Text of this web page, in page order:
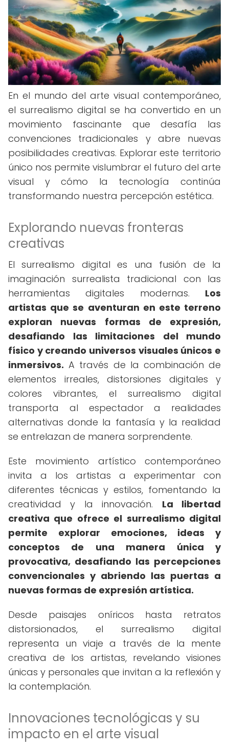
En el mundo del arte visual contemporáneo,
el surrealismo digital se ha convertido en un
movimiento fascinante que desafía las
convenciones tradicionales y abre nuevas
posibilidades creativas. Explorar este territorio
único nos permite vislumbrar el futuro del arte
visual y cómo la tecnología continúa
transformando nuestra percepción estética.
Explorando nuevas fronteras
creativas
El surrealismo digital es una fusión de la
imaginación surrealista tradicional con las
herramientas digitales modernas. Los
artistas que se aventuran en este terreno
exploran nuevas formas de expresión,
desafiando las limitaciones del mundo
físico y creando universos visuales únicos e
inmersivos. A través de la combinación de
elementos irreales, distorsiones digitales y
colores vibrantes, el surrealismo digital
transporta al espectador a realidades
alternativas donde la fantasía y la realidad
se entrelazan de manera sorprendente.
Este movimiento artístico contemporáneo
invita a los artistas a experimentar con
diferentes técnicas y estilos, fomentando la
creatividad y la innovación. La libertad
creativa que ofrece el surrealismo digital
permite explorar emociones, ideas y
conceptos de una manera única y
provocativa, desafiando las percepciones
convencionales y abriendo las puertas a
nuevas formas de expresión artística.
Desde paisajes oníricos hasta retratos
distorsionados, el surrealismo digital
representa un viaje a través de la mente
creativa de los artistas, revelando visiones
únicas y personales que invitan a la reflexión y
la contemplación.
Innovaciones tecnológicas y su
impacto en el arte visual